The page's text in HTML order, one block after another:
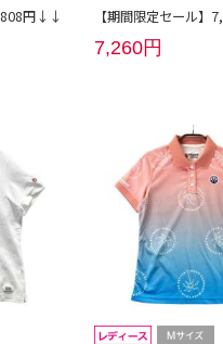
円↓↓ 【期間限定セール
7,260円